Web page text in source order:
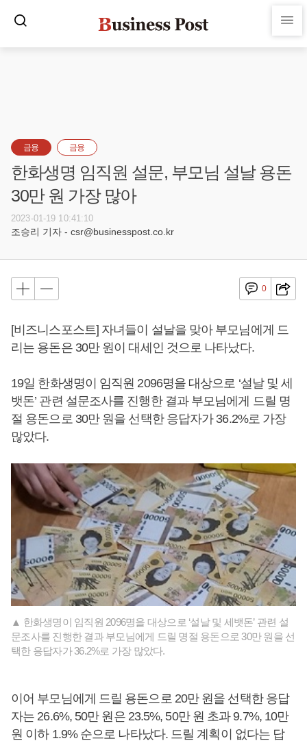
금융 금융
한화생명 임직원 설문, 부모님 설날 용돈
30만 원 가장 많아
2023-01-19 10:41:10
조승리 기자 - csr@businesspost.co.kr
0
[비즈니스포스트] 자녀들이 설날을 맞아 부모님에게 드
리는 용돈은 30만 원이 대세인 것으로 나타났다.
19일 한화생명이 임직원 2096명을 대상으로 ‘설날 및 세
뱃돈’ 관련 설문조사를 진행한 결과 부모님에게 드릴 명
절 용돈으로 30만 원을 선택한 응답자가 36.2%로 가장
많았다.
▲ 한화생명이 임직원 2096명을 대상으로 ‘설날 및 세뱃돈’ 관련 설
문조사를 진행한 결과 부모님에게 드릴 명절 용돈으로 30만 원을 선
택한 응답자가 36.2%로 가장 많았다.
이어 부모님에게 드릴 용돈으로 20만 원을 선택한 응답
자는 26.6%, 50만 원은 23.5%, 50만 원 초과 9.7%, 10만
원 이하 1.9% 순으로 나타났다. 드릴 계획이 없다는 답